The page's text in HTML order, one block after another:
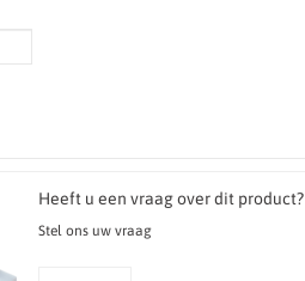
Heeft u een vraag over dit product?
Stel ons uw vraag